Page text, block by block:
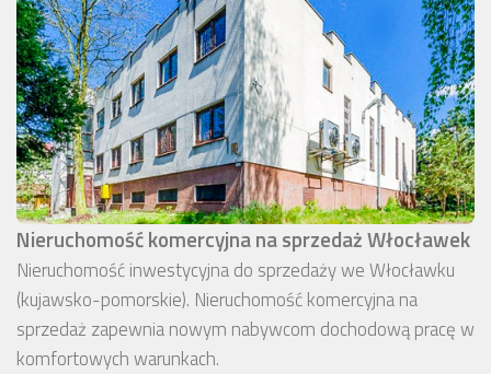
Nieruchomość komercyjna na sprzedaż Włocławek
Nieruchomość inwestycyjna do sprzedaży we Włocławku
(kujawsko-pomorskie). Nieruchomość komercyjna na
sprzedaż zapewnia nowym nabywcom dochodową pracę w
komfortowych warunkach.